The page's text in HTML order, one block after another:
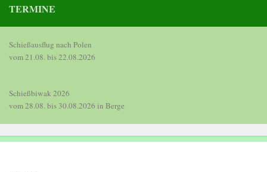
TERMINE
Schießausflug nach Polen
vom 21.08. bis 22.08.2026
Schießbiwak 2026
vom 28.08. bis 30.08.2026 in Berge